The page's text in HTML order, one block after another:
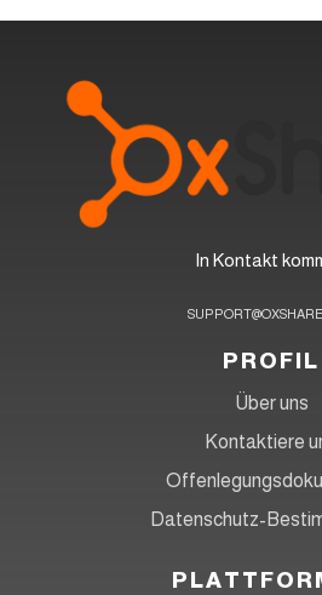
In Kontakt
PROFIL
Über uns
Kontaktiere
Datenschutz-